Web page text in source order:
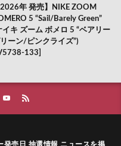
2026年 発売】NIKE ZOOM
5 “Sail/Barely Green”
イキ ズーム ボメロ 5 “ベアリー
ーン/ピンクライズ”)
133]
発売日 抽選情報 ニュースを掲